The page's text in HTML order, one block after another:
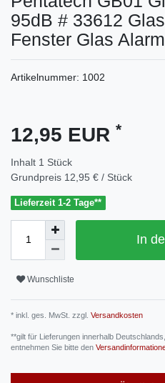
95dB # 33612
Fenster Glas Alarm
Artikelnummer: 1002
12,95 EUR *
Inhalt 1 Stück
Grundpreis 12,95 € / Stück
Lieferzeit 1-2 Tage**
In
Wunschliste
* inkl. ges. MwSt. zzgl. Versandkosten
**gilt für Lieferungen innerhalb
entnehmen Sie bitte den